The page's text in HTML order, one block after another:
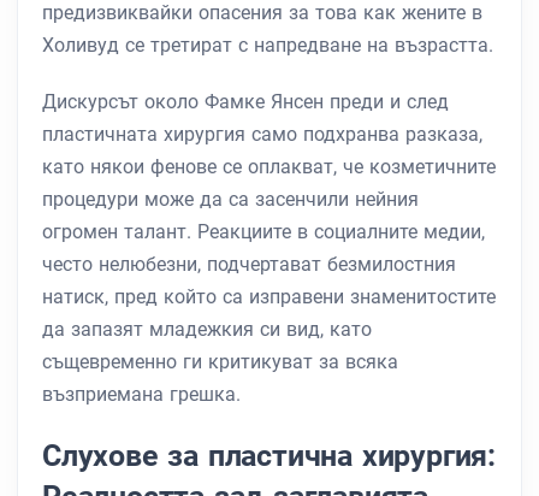
предизвиквайки опасения за това как жените в
Холивуд се третират с напредване на възрастта.
Дискурсът около Фамке Янсен преди и след
пластичната хирургия само подхранва разказа,
като някои фенове се оплакват, че козметичните
процедури може да са засенчили нейния
огромен талант. Реакциите в социалните медии,
често нелюбезни, подчертават безмилостния
натиск, пред който са изправени знаменитостите
да запазят младежкия си вид, като
същевременно ги критикуват за всяка
възприемана грешка.
Слухове за пластична хирургия: